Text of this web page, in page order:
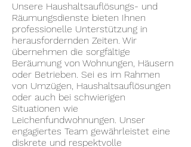
Unsere Haushaltsauflösungs- und
Räumungsdienste bieten Ihnen
professionelle Unterstützung in
herausfordernden Zeiten. Wir
übernehmen die sorgfältige
Beräumung von Wohnungen, Häusern
oder Betrieben. Sei es im Rahmen
von Umzügen, Haushaltsauflösungen
oder auch bei schwierigen
Situationen wie
Leichenfundwohnungen. Unser
engagiertes Team gewährleistet eine
diskrete und respektvolle